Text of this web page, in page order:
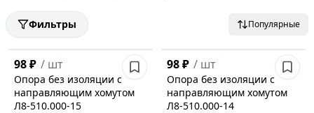
Фильтры Популярные
98 ₽ / шт
Опора без изоляции с
направляющим хомутом
Л8-510.000-15
98 ₽ / шт
Опора без изоляции с
направляющим хомутом
Л8-510.000-14